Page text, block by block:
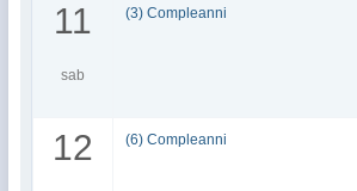
11
sab
(3) Compleanni
12 (6) Compleanni